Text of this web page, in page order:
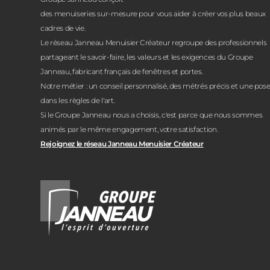
des menuiseries sur-mesure pour vous aider à créer vos plus beaux
cadres de vie.
Le réseau Janneau Menuisier Créateur regroupe des professionnels
partageant le savoir-faire, les valeurs et les exigences du Groupe
Janneau, fabricant français de fenêtres et portes.
Notre métier : un conseil personnalisé, des métrés précis et une pose
dans les règles de l'art.
Si le Groupe Janneau nous a choisis, c'est parce que nous sommes
animés par le même engagement, votre satisfaction.
Rejoignez le réseau Janneau Menuisier Créateur